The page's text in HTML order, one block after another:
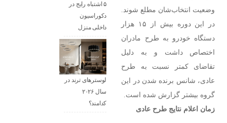
وضعیت انتخاب‌شان مطلع شوند.
در این دوره بیش از ۱۵ هزار
دستگاه خودرو به طرح مادران
اختصاص داشت و به دلیل
تقاضای کمتر نسبت به طرح
عادی، شانس برنده شدن در این
گروه بیشتر گزارش شده است.
زمان اعلام نتایج طرح عادی
۵ اشتباه رایج در
دکوراسیون
داخلی منزل
لوسترهای ترند در
سال ۲۰۲۶
کدامند؟